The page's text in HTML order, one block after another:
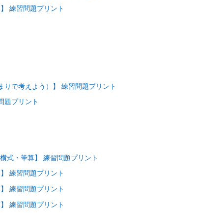
練習問題プリント
で考えよう）】 練習問題プリント
題プリント
式・筆算】 練習問題プリント
練習問題プリント
練習問題プリント
練習問題プリント